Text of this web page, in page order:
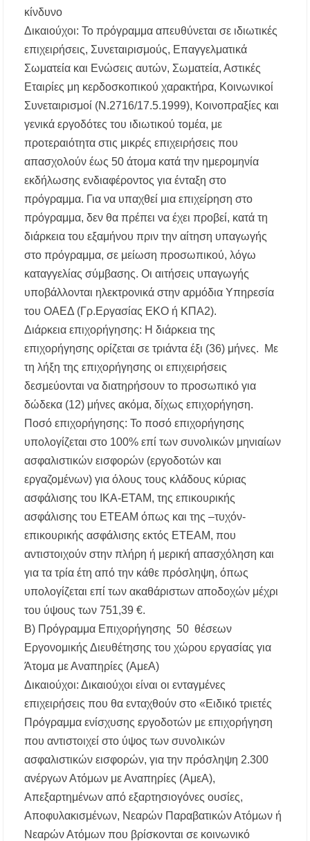
κίνδυνο
Δικαιούχοι: Το πρόγραμμα απευθύνεται σε ιδιωτικές
επιχειρήσεις, Συνεταιρισμούς, Επαγγελματικά
Σωματεία και Ενώσεις αυτών, Σωματεία, Αστικές
Εταιρίες μη κερδοσκοπικού χαρακτήρα, Κοινωνικοί
Συνεταιρισμοί (Ν.2716/17.5.1999), Κοινοπραξίες και
γενικά εργοδότες του ιδιωτικού τομέα, με
προτεραιότητα στις μικρές επιχειρήσεις που
απασχολούν έως 50 άτομα κατά την ημερομηνία
εκδήλωσης ενδιαφέροντος για ένταξη στο
πρόγραμμα. Για να υπαχθεί μια επιχείρηση στο
πρόγραμμα, δεν θα πρέπει να έχει προβεί, κατά τη
διάρκεια του εξαμήνου πριν την αίτηση υπαγωγής
στο πρόγραμμα, σε μείωση προσωπικού, λόγω
καταγγελίας σύμβασης. Οι αιτήσεις υπαγωγής
υποβάλλονται ηλεκτρονικά στην αρμόδια Υπηρεσία
του ΟΑΕΔ (Γρ.Εργασίας ΕΚΟ ή ΚΠΑ2).
Διάρκεια επιχορήγησης: Η διάρκεια της
επιχορήγησης ορίζεται σε τριάντα έξι (36) μήνες. Με
τη λήξη της επιχορήγησης οι επιχειρήσεις
δεσμεύονται να διατηρήσουν το προσωπικό για
δώδεκα (12) μήνες ακόμα, δίχως επιχορήγηση.
Ποσό επιχορήγησης: Το ποσό επιχορήγησης
υπολογίζεται στο 100% επί των συνολικών μηνιαίων
ασφαλιστικών εισφορών (εργοδοτών και
εργαζομένων) για όλους τους κλάδους κύριας
ασφάλισης του ΙΚΑ-ΕΤΑΜ, της επικουρικής
ασφάλισης του ΕΤΕΑΜ όπως και της –τυχόν-
επικουρικής ασφάλισης εκτός ΕΤΕΑΜ, που
αντιστοιχούν στην πλήρη ή μερική απασχόληση και
για τα τρία έτη από την κάθε πρόσληψη, όπως
υπολογίζεται επί των ακαθάριστων αποδοχών μέχρι
του ύψους των 751,39 €.
Β) Πρόγραμμα Επιχορήγησης 50 θέσεων
Εργονομικής Διευθέτησης του χώρου εργασίας για
Άτομα με Αναπηρίες (AμεΑ)
Δικαιούχοι: Δικαιούχοι είναι οι ενταγμένες
επιχειρήσεις που θα ενταχθούν στο «Ειδικό τριετές
Πρόγραμμα ενίσχυσης εργοδοτών με επιχορήγηση
που αντιστοιχεί στο ύψος των συνολικών
ασφαλιστικών εισφορών, για την πρόσληψη 2.300
ανέργων Ατόμων με Αναπηρίες (AμεΑ),
Απεξαρτημένων από εξαρτησιογόνες ουσίες,
Αποφυλακισμένων, Νεαρών Παραβατικών Ατόμων ή
Νεαρών Ατόμων που βρίσκονται σε κοινωνικό